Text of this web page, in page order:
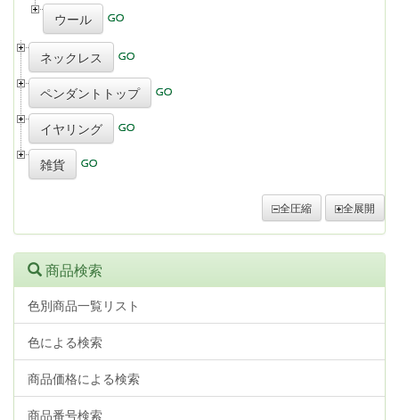
ウール
ネックレス
ペンダントトップ
イヤリング
雑貨
全圧縮 全展開
商品検索
色別商品一覧リスト
色による検索
商品価格による検索
商品番号検索